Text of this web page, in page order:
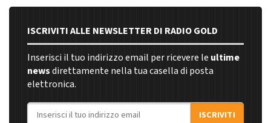
ISCRIVITI ALLE NEWSLETTER DI RADIO GOLD
Inserisci il tuo indirizzo email per ricevere le ultime
newsdirettamente nella tua casella di posta
elettronica.
Indirizzo email
ISCRIVITI